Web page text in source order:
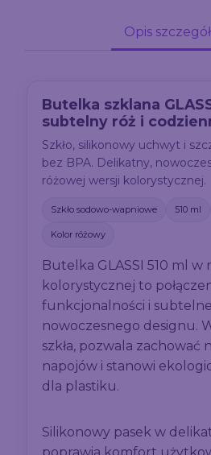
Opis
Butelka szklana
subtelny róż i
Szkło, silikonowy uchwyt i
bez BPA. Delikatny,
różowej wersji kolorystycznej.
Szkło sodowo-wapniowe 510 ml
Kolor różowy
Butelka GLASSI 510 ml w
kolorystycznej to
funkcjonalności i
nowoczesnego designu.
szkła, pozwala zachować
napojów i stanowi
dla plastiku.
Silikonowy pasek w